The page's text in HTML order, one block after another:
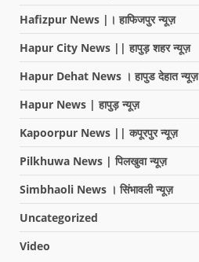
Hafizpur News |। हाफिजपुर न्यूज़
Hapur City News || हापुड़ शहर न्यूज़
Hapur Dehat News । हापुड देहात न्यूज़
Hapur News | हापुड़ न्यूज़
Kapoorpur News || कपूरपुर न्यूज़
Pilkhuwa News | पिलखुवा न्यूज़
Simbhaoli News । सिंभावली न्यूज़
Uncategorized
Video